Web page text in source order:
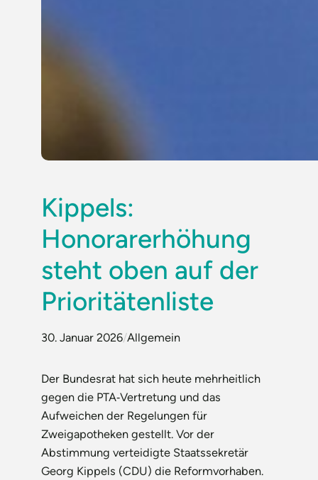
Kippels:
Honorarerhöhung
steht oben auf der
Prioritätenliste
30. Januar 2026/Allgemein
Der Bundesrat hat sich heute mehrheitlich
gegen die PTA‑Vertretung und das
Aufweichen der Regelungen für
Zweigapotheken gestellt. Vor der
Abstimmung verteidigte Staatssekretär
Georg Kippels (CDU) die Reformvorhaben.